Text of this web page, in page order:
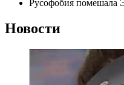
Русофобия помешала
Новости